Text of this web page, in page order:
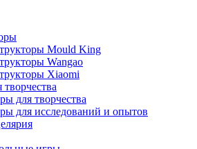
Mould King
Wangao
Xiaomi
для творчества
для исследований и опытов